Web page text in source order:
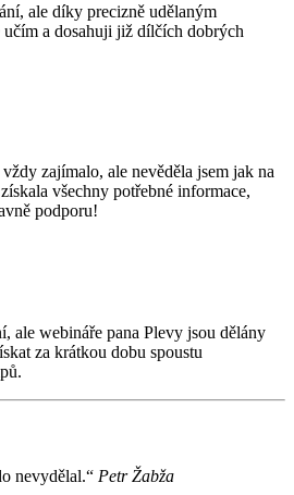
ale díky precizně udělaným
a dosahuji již dílčích dobrých
zajímalo, ale nevěděla jsem jak na
všechny potřebné informace,
podporu!
ale webináře pana Plevy jsou dělány
za krátkou dobu spoustu
nevydělal.“ Petr Žabža